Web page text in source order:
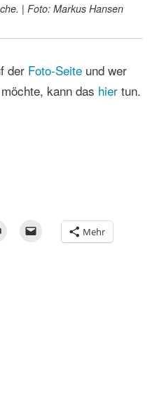
| Foto: Markus Hansen
der Foto-Seiteund wer
kann das hiertun.
Mehr